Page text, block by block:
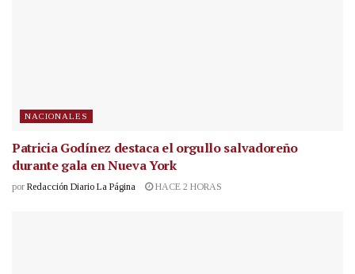
NACIONALES
Patricia Godínez destaca el orgullo salvadoreño
durante gala en Nueva York
por Redacción Diario La Página HACE 2 HORAS